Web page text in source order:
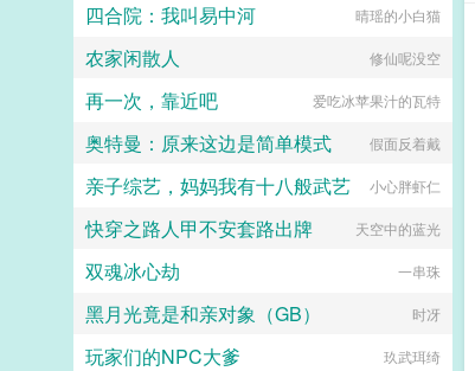
四合院：我叫易中河
晴瑶的小白猫
农家闲散人 修仙呢没空
再一次，靠近吧 爱吃冰苹果汁的瓦特
奥特曼：原来这边是简单模式 假面反着戴
亲子综艺，妈妈我有十八般武艺 小心胖虾仁
快穿之路人甲不安套路出牌 天空中的蓝光
双魂冰心劫 一串珠
黑月光竟是和亲对象（GB） 时冴
玩家们的NPC大爹 玖武珥绮